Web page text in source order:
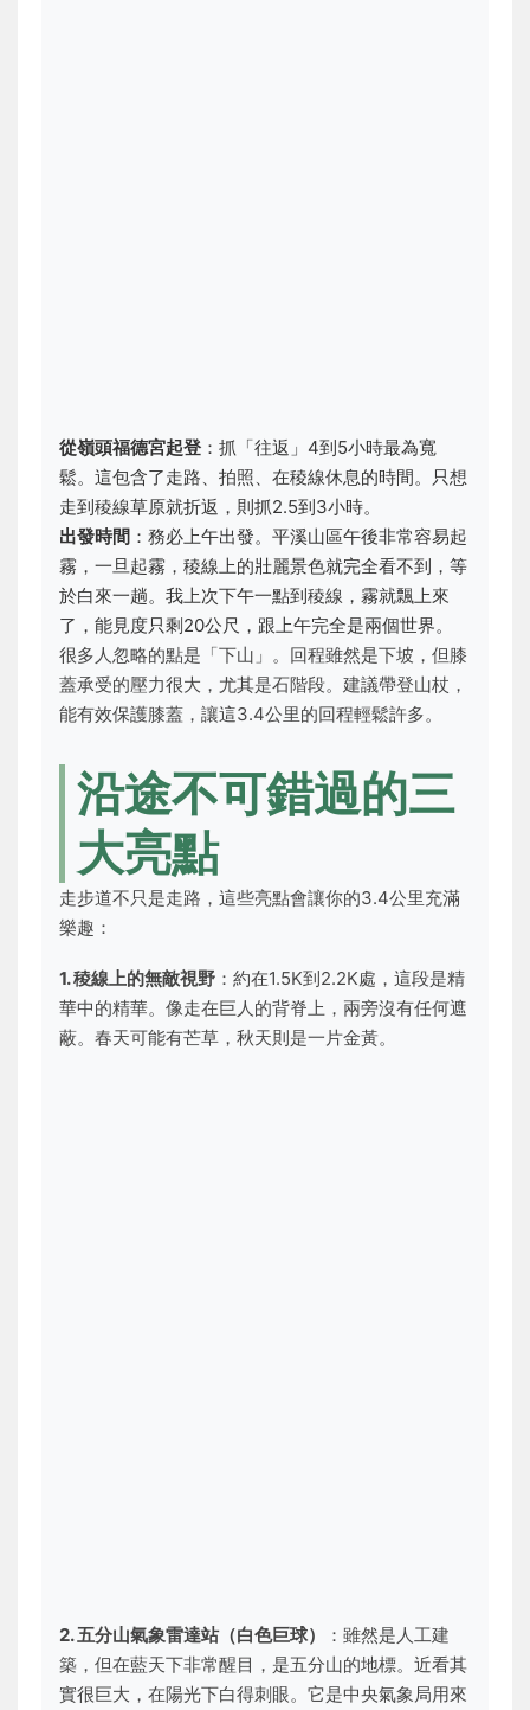
從嶺頭福德宮起登 ：抓「往返」4到5小時最為寬
鬆。這包含了走路、拍照、在稜線休息的時間。只想
走到稜線草原就折返，則抓2.5到3小時。
出發時間 ：務必上午出發。平溪山區午後非常容易起
霧，一旦起霧，稜線上的壯麗景色就完全看不到，等
於白來一趟。我上次下午一點到稜線，霧就飄上來
了，能見度只剩20公尺，跟上午完全是兩個世界。
很多人忽略的點是「下山」。回程雖然是下坡，但膝
蓋承受的壓力很大，尤其是石階段。建議帶登山杖，
能有效保護膝蓋，讓這3.4公里的回程輕鬆許多。
沿途不可錯過的三
大亮點
走步道不只是走路，這些亮點會讓你的3.4公里充滿
樂趣：
1. 稜線上的無敵視野 ：約在1.5K到2.2K處，這段是精
華中的精華。像走在巨人的背脊上，兩旁沒有任何遮
蔽。春天可能有芒草，秋天則是一片金黃。
2. 五分山氣象雷達站（白色巨球）
：雖然是人工建
築，但在藍天下非常醒目，是五分山的地標。近看其
實很巨大，在陽光下白得刺眼。它是中央氣象局用來